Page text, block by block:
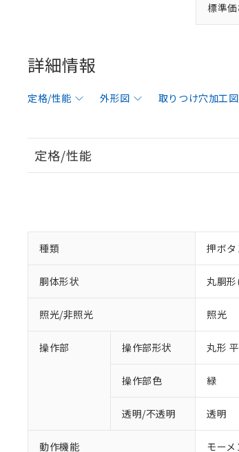
標準
詳細情報
定格/性能 外形図 取りつけ穴加工図
定格/性能
種類 押ボ
胴体形状 丸胴
照光/非照光 照光
操作部 操作部形状 丸形
操作部色 緑
透明/不透明 透明
動作機能 モーメ